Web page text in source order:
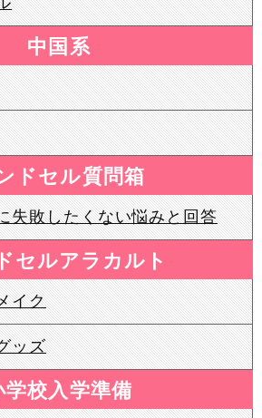
中国系
ドセル質問箱
失敗したくない悩みと回答
セルアラカルト
イク
ッズ
学校入学準備